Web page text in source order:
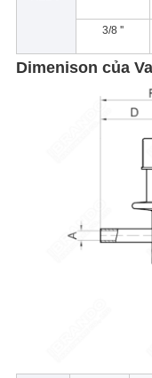
3/8 ''
Dimenison của